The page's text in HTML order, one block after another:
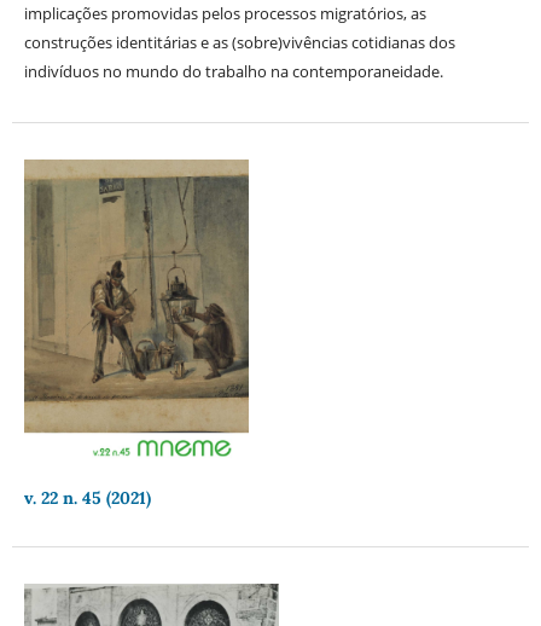
implicações promovidas pelos processos migratórios, as
construções identitárias e as (sobre)vivências cotidianas dos
indivíduos no mundo do trabalho na contemporaneidade.
v. 22 n. 45 (2021)